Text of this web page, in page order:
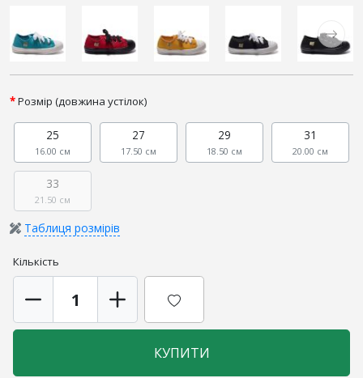
Розмір (довжина устілок)
25
16.00 см
27
17.50 см
29
18.50 см
31
20.00 см
33
21.50 см
Таблиця розмірів
Кількість
КУПИТИ